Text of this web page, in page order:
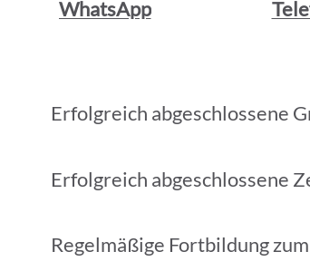
WhatsApp
Erfolgreich abgeschlossene
Erfolgreich abgeschlossene
Regelmäßige Fortbildung